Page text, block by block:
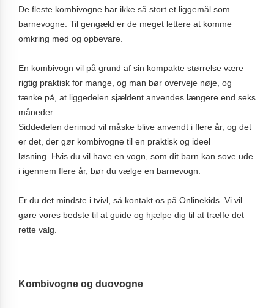
De fleste kombivogne har ikke så stort et liggemål som
barnevogne. Til gengæld er de meget lettere at komme
omkring med og opbevare.
En kombivogn vil på grund af sin kompakte størrelse være
rigtig praktisk for mange, og man bør overveje nøje, og
tænke på, at liggedelen sjældent anvendes længere end seks
måneder.
Siddedelen derimod vil måske blive anvendt i flere år, og det
er det, der gør kombivogne til en praktisk og ideel
løsning. Hvis du vil have en vogn, som dit barn kan sove ude
i igennem flere år, bør du vælge en barnevogn.
Er du det mindste i tvivl, så kontakt os på Onlinekids. Vi vil
gøre vores bedste til at guide og hjælpe dig til at træffe det
rette valg.
Kombivogne og duovogne